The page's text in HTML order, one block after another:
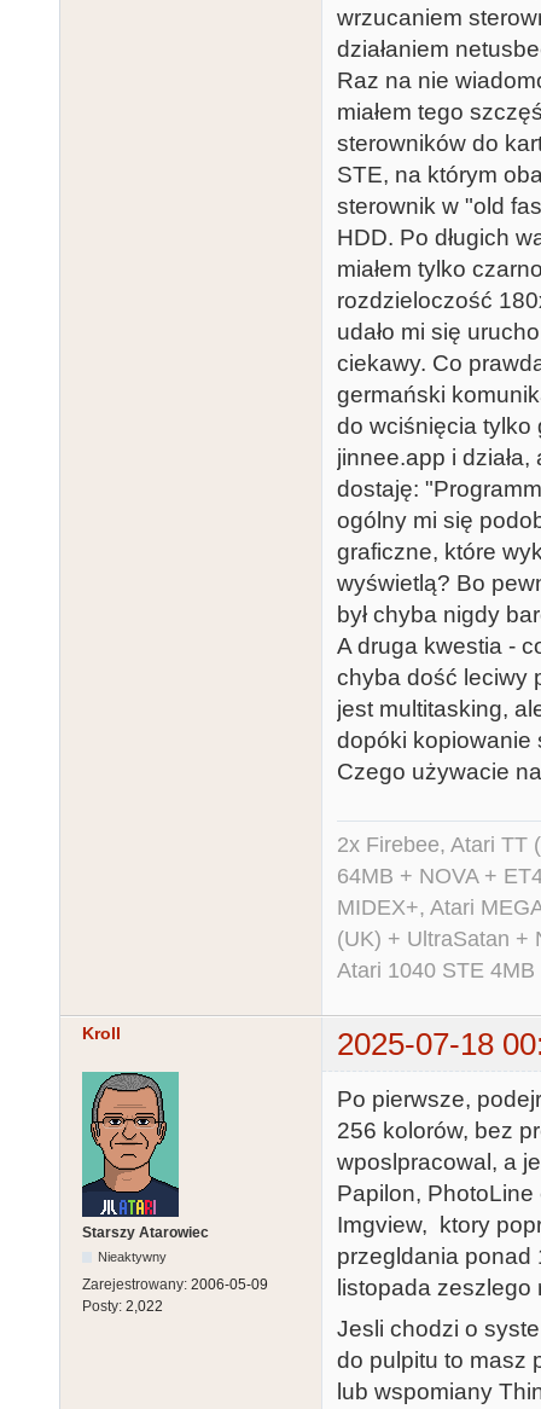
wrzucaniem
działaniem
Raz na nie
miałem tego
sterowników do
STE, na którym
sterownik w "old
HDD. Po długich
miałem tylko
rozdzieloczość
udało mi się
ciekawy. Co
germański
do wciśnięcia tylko
jinnee.app i
dostaję:
ogólny mi się
graficzne, które
wyświetlą? Bo
był chyba nigdy
A druga kwestia -
chyba dość leciwy
jest multitasking,
dopóki kopiowanie
Czego używacie
2x Firebee, Atari TT
64MB + NOVA +
MIDEX+, Atari
(UK) + UltraSatan +
Atari 1040 STE
Kroll 2025-07-18
Starszy Atarowiec
Nieaktywny
Zarejestrowany: 2006-05-09
Posty: 2,022
Po pierwsze,
256 kolorów, bez
wposlpracowal, a
Papilon,
Imgview, ktory
przegldania ponad
listopada
Jesli chodzi o
do pulpitu to masz
lub wspomiany